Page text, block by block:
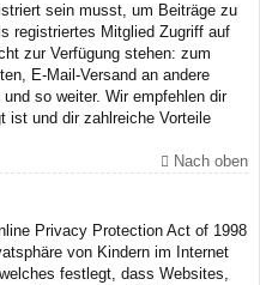
sein musst, um Beiträge zu
registriertes Mitglied Zugriff auf
zur Verfügung stehen: zum
E-Mail-Versand an andere
so weiter. Wir empfehlen dir
ist und dir zahlreiche Vorteile
Nach oben
Privacy Protection Act of 1998
von Kindern im Internet
festlegt, dass Websites,